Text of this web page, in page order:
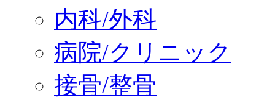
内科/外科
病院/クリニック
接骨/整骨